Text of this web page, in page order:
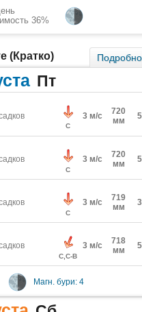
36%
(Кратко) Подробно
Пт
С
3 м/с
720
мм
С
3 м/с
720
мм
С
3 м/с
719
мм
С,С-В
3 м/с
718
мм
Магн. бури: 4